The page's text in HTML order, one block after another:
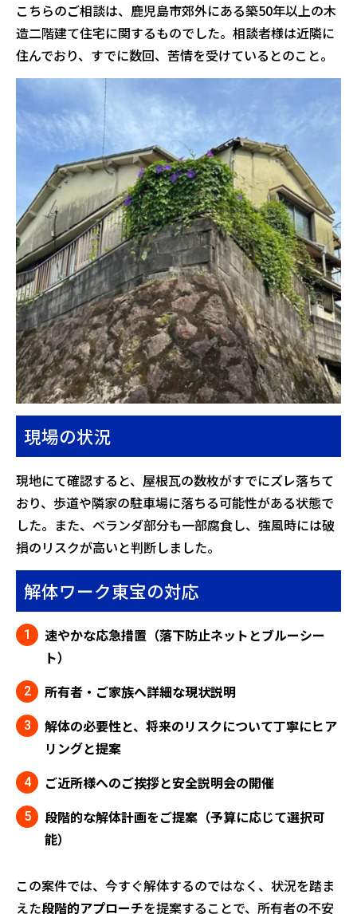
こちらのご相談は、鹿児島市郊外にある築50年以上の木
造二階建て住宅に関するものでした。相談者様は近隣に
住んでおり、すでに数回、苦情を受けているとのこと。
現場の状況
現地にて確認すると、屋根瓦の数枚がすでにズレ落ちて
おり、歩道や隣家の駐車場に落ちる可能性がある状態で
した。また、ベランダ部分も一部腐食し、強風時には破
損のリスクが高いと判断しました。
解体ワーク東宝の対応
速やかな応急措置（落下防止ネットとブルーシー
ト）
所有者・ご家族へ詳細な現状説明
解体の必要性と、将来のリスクについて丁寧にヒア
リングと提案
ご近所様へのご挨拶と安全説明会の開催
段階的な解体計画をご提案（予算に応じて選択可
能）
この案件では、今すぐ解体するのではなく、状況を踏ま
えた段階的アプローチを提案することで、所有者の不安